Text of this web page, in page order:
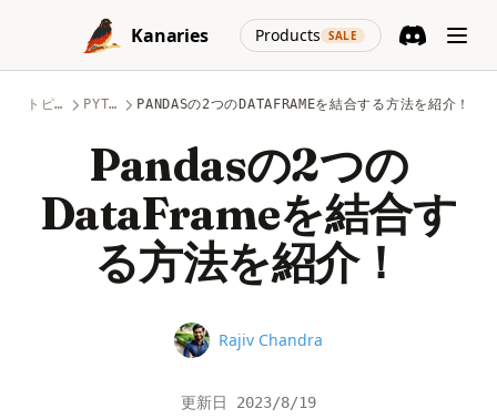
Skip to content
Kanaries
Products SALE
(opens in a
トピック PYTHON PANDASの2つのDATAFRAMEを結合する方法を紹介！
Pandasの2つの
DataFrameを結合す
る方法を紹介！
Name
Rajiv Chandra
更新日 2023/8/19